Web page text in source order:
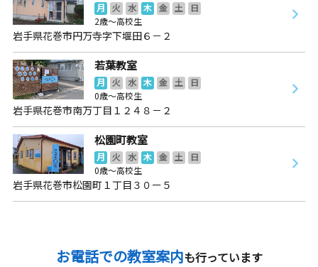
月 火 水 木 金 土
日
2歳～高校生
岩手県花巻市円万寺字下堰田６－２
若葉教室
月 火 水 木 金 土
日
0歳～高校生
岩手県花巻市南万丁目１２４８－２
松園町教室
月 火 水 木 金 土
日
0歳～高校生
岩手県花巻市松園町１丁目３０ー５
お電話での教室案内も行っています